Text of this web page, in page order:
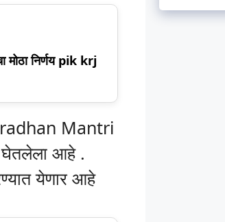
मोठा निर्णय pik krj
Mantri
घेतलेला आहे .
येणार आहे